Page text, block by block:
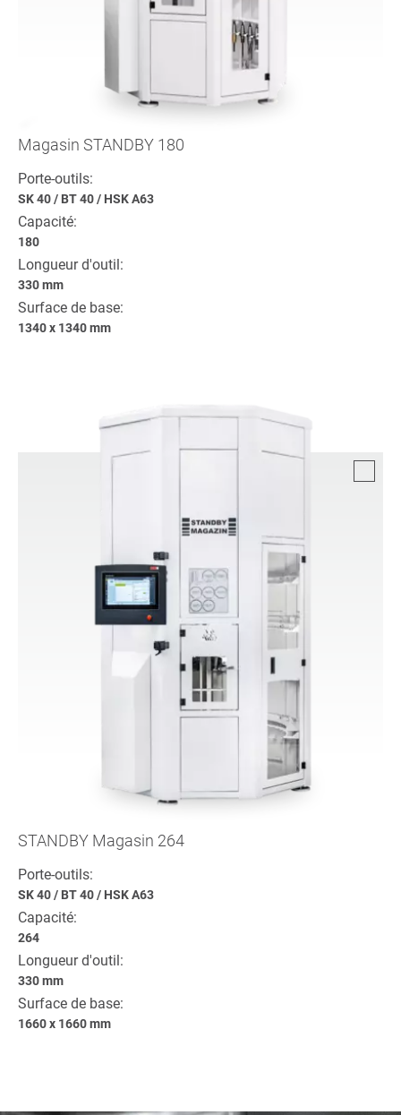
Magasin STANDBY 180
Porte-outils:
SK 40/ BT 40/ HSK A63
Capacité:
180
Longueur d'outil:
330 mm
Surface de base:
1340 x 1340 mm
STANDBY Magasin 264
Porte-outils:
SK 40/ BT 40/ HSK A63
Capacité:
264
Longueur d'outil:
330 mm
Surface de base:
1660 x 1660 mm